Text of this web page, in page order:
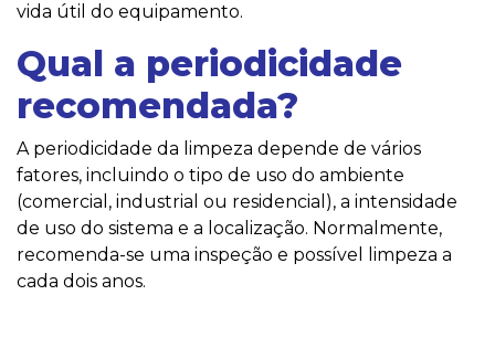
vida útil do equipamento.
Qual a periodicidade
recomendada?
A periodicidade da limpeza depende de vários
fatores, incluindo o tipo de uso do ambiente
(comercial, industrial ou residencial), a intensidade
de uso do sistema e a localização. Normalmente,
recomenda-se uma inspeção e possível limpeza a
cada dois anos.